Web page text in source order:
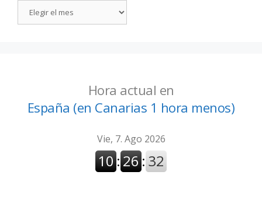
Hora actual en
España (en Canarias 1 hora menos)